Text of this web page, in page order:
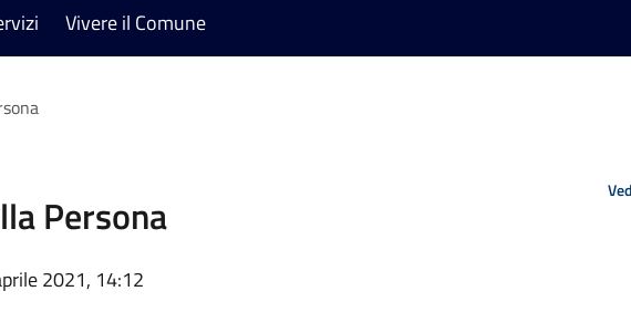
Vivere il Comune
Persona
2021, 14:12